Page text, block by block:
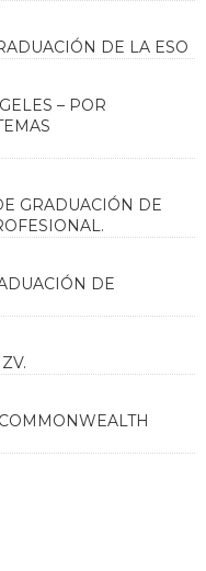
DE LA ESO
– POR
GRADUACIÓN DE
DE